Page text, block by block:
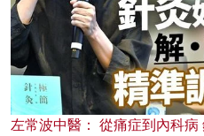
左常波中醫： 從痛症到內科